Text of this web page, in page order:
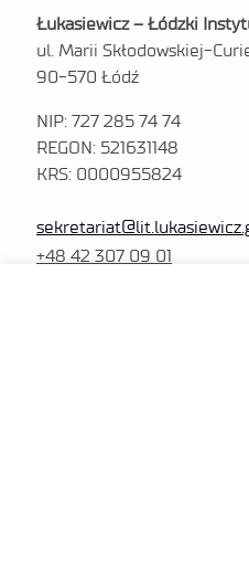
Łukasiewicz – Łódzki
ul. Marii Skłodowskiej-
90-570 Łódź
NIP: 727 285 74 74
REGON: 521631148
KRS: 0000955824
+48 42 307 09 01